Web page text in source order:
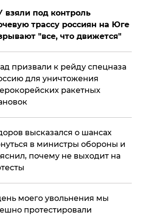
взяли под контроль
трассу россиян на Юге
"все, что движется"
призвали к рейду спецназа
для уничтожения
ракетных
высказался о шансах
в министры обороны и
почему не выходит на
моего увольнения мы
протестировали